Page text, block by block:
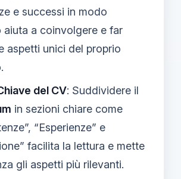
e successi in modo
aiuta a coinvolgere e far
aspetti unici del proprio
del CV: Suddividere il
in sezioni chiare come
“Esperienze” e
facilita la lettura e mette
gli aspetti più rilevanti.